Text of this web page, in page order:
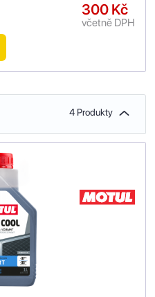
300 Kč
včetně DPH
4 Produkty